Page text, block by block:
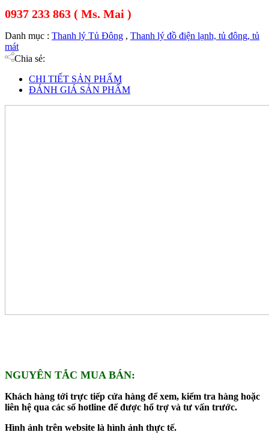
0937 233 863 ( Ms. Mai )
Danh mục : Thanh lý Tủ Đông , Thanh lý đồ điện lạnh, tủ đông, tủ
mát
Chia sẻ:
CHI TIẾT SẢN PHẨM
ĐÁNH GIÁ SẢN PHẨM
NGUYÊN TẮC MUA BÁN:
Khách hàng tới trực tiếp cửa hàng để xem, kiểm tra hàng hoặc
liên hệ qua các số hotline để được hổ trợ và tư vấn trước.
Hình ảnh trên website là hình ảnh thực tế.